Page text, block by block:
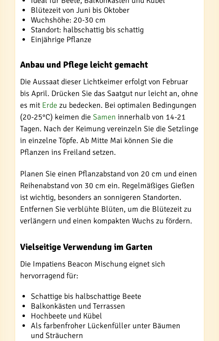
Blütezeit von Juni bis Oktober
Wuchshöhe: 20-30 cm
Standort: halbschattig bis schattig
Einjährige Pflanze
Anbau und Pflege leicht gemacht
Die Aussaat dieser Lichtkeimer erfolgt von Februar
bis April. Drücken Sie das Saatgut nur leicht an, ohne
es mit Erde zu bedecken. Bei optimalen Bedingungen
(20-25°C) keimen die Samen innerhalb von 14-21
Tagen. Nach der Keimung vereinzeln Sie die Setzlinge
in einzelne Töpfe. Ab Mitte Mai können Sie die
Pflanzen ins Freiland setzen.
Planen Sie einen Pflanzabstand von 20 cm und einen
Reihenabstand von 30 cm ein. Regelmäßiges Gießen
ist wichtig, besonders an sonnigeren Standorten.
Entfernen Sie verblühte Blüten, um die Blütezeit zu
verlängern und einen kompakten Wuchs zu fördern.
Vielseitige Verwendung im Garten
Die Impatiens Beacon Mischung eignet sich
hervorragend für:
Schattige bis halbschattige Beete
Balkonkästen und Terrassen
Hochbeete und Kübel
Als farbenfroher Lückenfüller unter Bäumen
und Sträuchern